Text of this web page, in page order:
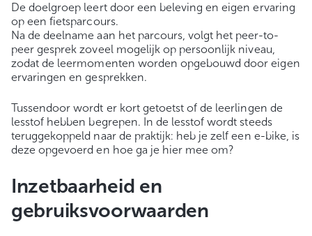
De doelgroep leert door een beleving en eigen ervaring
op een fietsparcours.
Na de deelname aan het parcours, volgt het peer-to-
peer gesprek zoveel mogelijk op persoonlijk niveau,
zodat de leermomenten worden opgebouwd door eigen
ervaringen en gesprekken.
Tussendoor wordt er kort getoetst of de leerlingen de
lesstof hebben begrepen. In de lesstof wordt steeds
teruggekoppeld naar de praktijk: heb je zelf een e-bike, is
deze opgevoerd en hoe ga je hier mee om?
Inzetbaarheid en
gebruiksvoorwaarden